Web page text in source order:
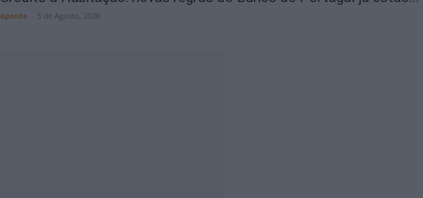
aponte 5 de Agosto, 2026